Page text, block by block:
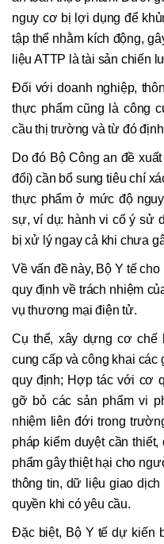
nguy cơ bị lợi dụng để
tập thể nhằm kích động,
liệu ATTP là tài sản chiến
Đối với doanh nghiệp,
thực phẩm cũng là công
cầu thị trường và từ đó
Do đó Bộ Công an đề
đổi) cần bổ sung tiêu chí
thực phẩm ở mức độ
sự, ví dụ: hành vi cố ý sử
bị xử lý ngay cả khi chưa
Về vấn đề này, Bộ Y tế
quy định về trách nhiệm
vụ thương mại điện tử.
Cụ thể, xây dựng cơ chế
cung cấp và công khai các
quy định; Hợp tác với cơ
gỡ bỏ các sản phẩm vi
nhiệm liên đới trong
pháp kiểm duyệt cần
phẩm gây thiệt hại cho
thông tin, dữ liệu giao
quyền khi có yêu cầu.
Đặc biệt, Bộ Y tế dự kiến